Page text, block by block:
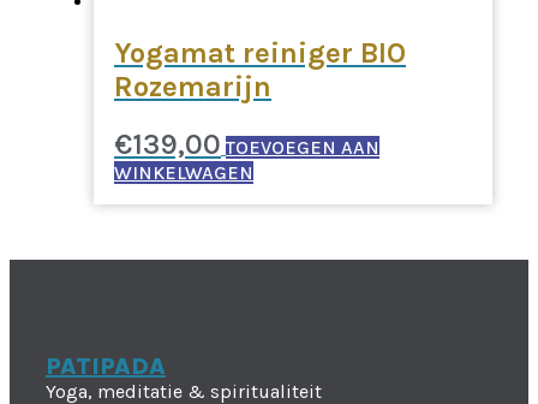
Yogamat reiniger BIO
Rozemarijn
€139,00 TOEVOEGEN AAN
WINKELWAGEN
PATIPADA
Yoga, meditatie & spiritualiteit